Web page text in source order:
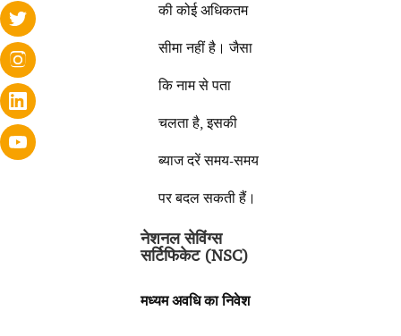
की कोई अधिकतम
सीमा नहीं है। जैसा
कि नाम से पता
चलता है, इसकी
ब्याज दरें समय-समय
पर बदल सकती हैं।
नेशनल सेविंग्स
सर्टिफिकेट (NSC)
मध्यम अवधि का निवेश